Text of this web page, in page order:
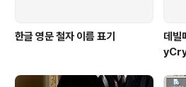
한글 영문 철자 이름 표기
데
yCry